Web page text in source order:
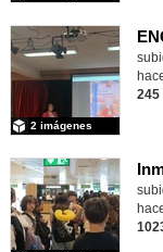
2 imágenes
245